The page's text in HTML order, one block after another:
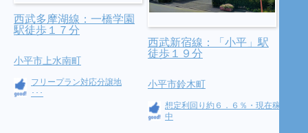
西武多摩湖線：一橋学園
駅徒歩１７分
小平市上水南町
フリープラン対応分譲地
･･･
西武新宿線：「小平」駅
徒歩１９分
小平市鈴木町
想定利回り約６．６％・現在稼働
中